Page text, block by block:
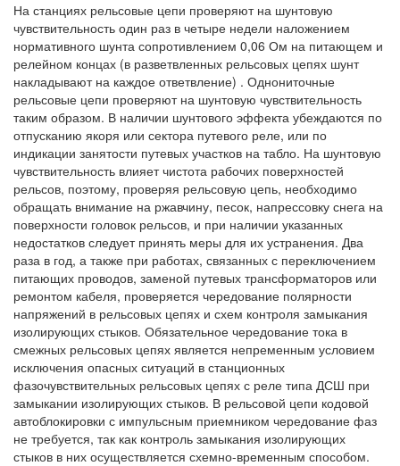
На станциях рельсовые цепи проверяют на шунтовую
чувствительность один раз в четыре недели наложением
нормативного шунта сопротивлением 0,06 Ом на питающем и
релейном концах (в разветвленных рельсовых цепях шунт
накладывают на каждое ответвление) . Однониточные
рельсовые цепи проверяют на шунтовую чувствительность
таким образом. В наличии шунтового эффекта убеждаются по
отпусканию якоря или сектора путевого реле, или по
индикации занятости путевых участков на табло. На шунтовую
чувствительность влияет чистота рабочих поверхностей
рельсов, поэтому, проверяя рельсовую цепь, необходимо
обращать внимание на ржавчину, песок, напрессовку снега на
поверхности головок рельсов, и при наличии указанных
недостатков следует принять меры для их устранения. Два
раза в год, а также при работах, связанных с переключением
питающих проводов, заменой путевых трансформаторов или
ремонтом кабеля, проверяется чередование полярности
напряжений в рельсовых цепях и схем контроля замыкания
изолирующих стыков. Обязательное чередование тока в
смежных рельсовых цепях является непременным условием
исключения опасных ситуаций в станционных
фазочувствительных рельсовых цепях с реле типа ДСШ при
замыкании изолирующих стыков. В рельсовой цепи кодовой
автоблокировки с импульсным приемником чередование фаз
не требуется, так как контроль замыкания изолирующих
стыков в них осуществляется схемно-временным способом.